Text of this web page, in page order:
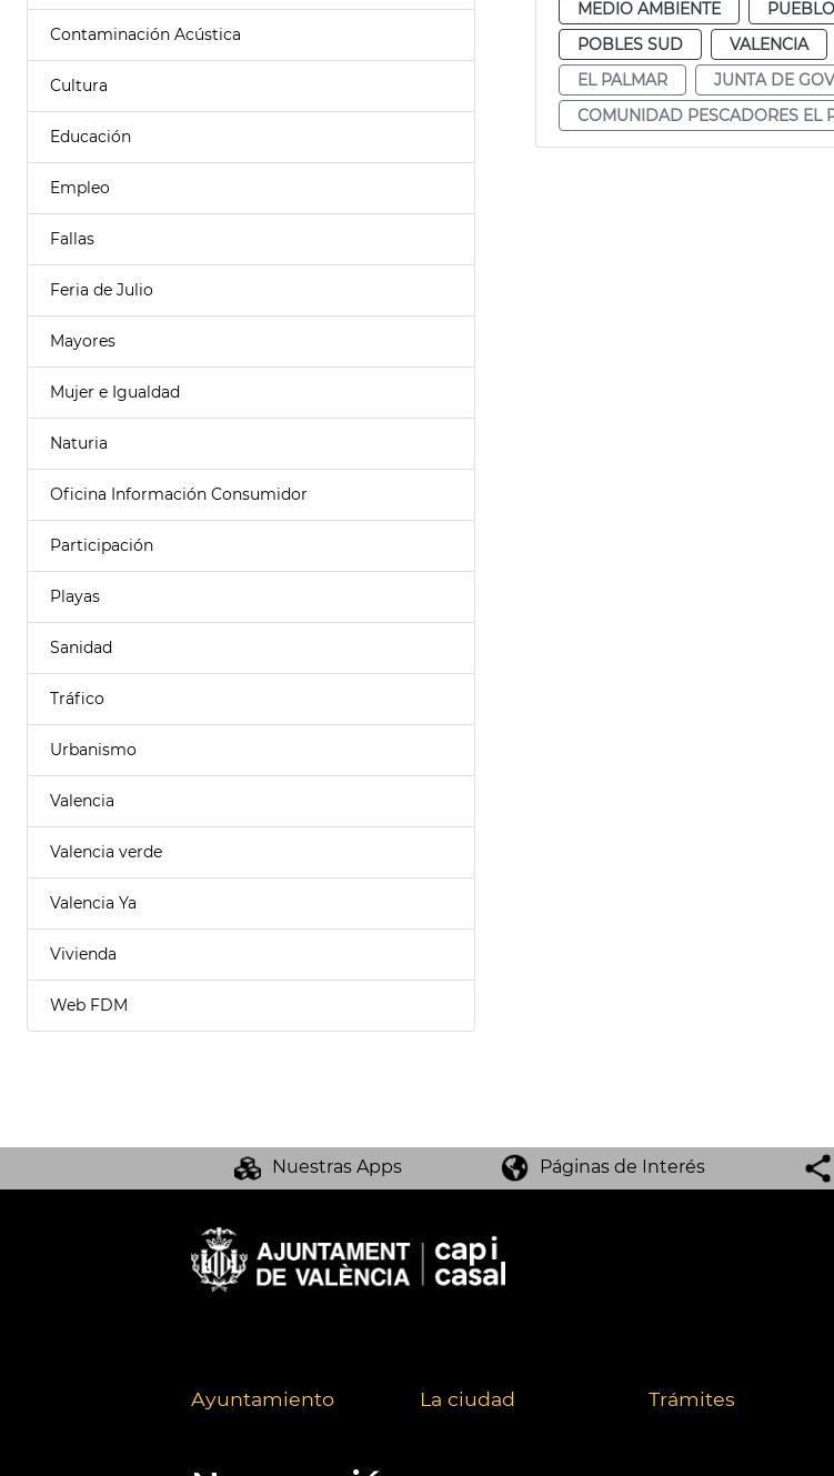
Contaminación Acústica
Cultura
Educación
Empleo
Fallas
Feria de Julio
Mayores
Mujer e Igualdad
Naturia
Oficina Información Consumidor
Participación
Playas
Sanidad
Tráfico
Urbanismo
Valencia
Valencia verde
Valencia Ya
Vivienda
Web FDM
MEDIO AMBIENTE
POBLES SUD
VALENCIA
EL PALMAR
JUNTA DE
COMUNIDAD PESCADORES EL
Nuestras Apps Páginas de Interés
Ayuntamiento La ciudad Trámites